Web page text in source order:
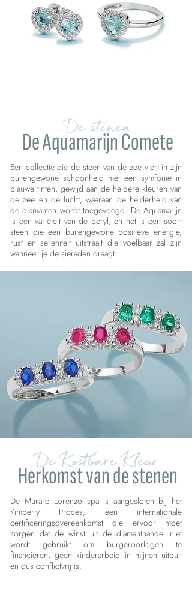
De stenen
De Aquamarijn Comete
Een collectie die de steen van de zee viert in zijn
buitengewone schoonheid met een symfonie in
blauwe tinten, gewijd aan de heldere kleuren van
de zee en de lucht, waaraan de helderheid van
de diamanten wordt toegevoegd. De Aquamarijn
is een variëteit van de beryl, en het is een soort
steen die een buitengewone positieve energie,
rust en sereniteit uitstraalt die voelbaar zal zijn
wanneer je de sieraden draagt.
De Kostbare Kleur
Herkomst van de stenen
De Muraro Lorenzo spa is aangesloten bij het
Kimberly Proces, een internationale
certificeringsovereenkomst die ervoor moet
zorgen dat de winst uit de diamanthandel niet
wordt gebruikt om burgeroorlogen te
financieren, geen kinderarbeid in mijnen uitbuit
en dus conflictvrij is.